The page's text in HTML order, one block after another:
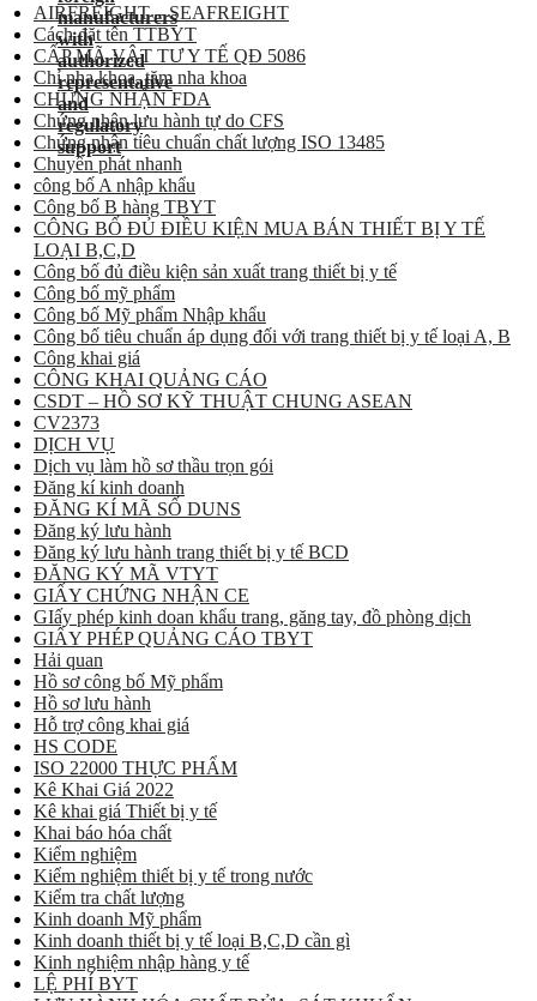
AIRFREIGHT – SEAFREIGHT
Cách đặt tên TTBYT
CẤP MÃ VẬT TƯ Y TẾ QĐ 5086
Chỉ nha khoa, tăm nha khoa
CHỨNG NHẬN FDA
Chứng nhận lưu hành tự do CFS
Chứng nhận tiêu chuẩn chất lượng ISO 13485
Chuyển phát nhanh
công bố A nhập khẩu
Công bố B hàng TBYT
CÔNG BỐ ĐỦ ĐIỀU KIỆN MUA BÁN THIẾT BỊ Y TẾ
LOẠI B,C,D
Công bố đủ điều kiện sản xuất trang thiết bị y tế
Công bố mỹ phẩm
Công bố Mỹ phẩm Nhập khẩu
Công bố tiêu chuẩn áp dụng đối với trang thiết bị y tế loại A, B
Công khai giá
CÔNG KHAI QUẢNG CÁO
CSDT – HỒ SƠ KỸ THUẬT CHUNG ASEAN
CV2373
DỊCH VỤ
Dịch vụ làm hồ sơ thầu trọn gói
Đăng kí kinh doanh
ĐĂNG KÍ MÃ SỐ DUNS
Đăng ký lưu hành
Đăng ký lưu hành trang thiết bị y tế BCD
ĐĂNG KÝ MÃ VTYT
GIẤY CHỨNG NHẬN CE
GIấy phép kinh doan khẩu trang, găng tay, đồ phòng dịch
GIẤY PHÉP QUẢNG CÁO TBYT
Hải quan
Hồ sơ công bố Mỹ phẩm
Hồ sơ lưu hành
Hỗ trợ công khai giá
HS CODE
ISO 22000 THỰC PHẨM
Kê Khai Giá 2022
Kê khai giá Thiết bị y tế
Khai báo hóa chất
Kiểm nghiệm
Kiểm nghiệm thiết bị y tế trong nước
Kiểm tra chất lượng
Kinh doanh Mỹ phẩm
Kinh doanh thiết bị y tế loại B,C,D cần gì
Kinh nghiệm nhập hàng y tế
LỆ PHÍ BYT